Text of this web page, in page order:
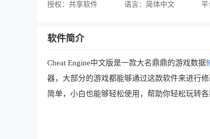
授权： 共享软件 语言： 简体中文 平
软件简介
Cheat Engine中文版是一款大名鼎鼎的游戏数据
器，大部分的游戏都能够通过这款软件来进行
简单，小白也能够轻松使用，帮助你轻松玩转